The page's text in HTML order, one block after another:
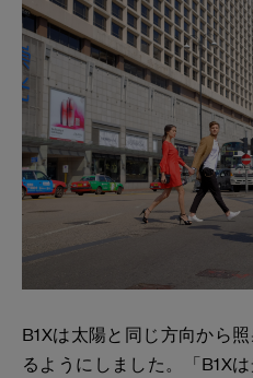
B1Xは太陽と同じ方向から
るようにしました。「B1X